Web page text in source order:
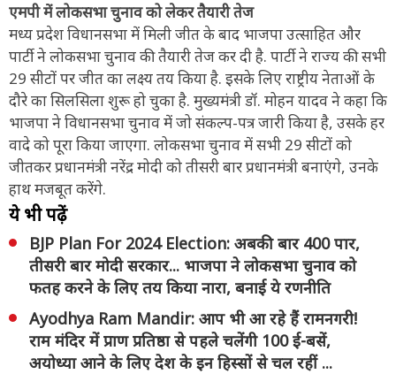
एमपी में लोकसभा चुनाव को लेकर तैयारी तेज
मध्य प्रदेश विधानसभा में मिली जीत के बाद भाजपा उत्साहित और
पार्टी ने लोकसभा चुनाव की तैयारी तेज कर दी है. पार्टी ने राज्य की सभी
29 सीटों पर जीत का लक्ष्य तय किया है. इसके लिए राष्ट्रीय नेताओं के
दौरे का सिलसिला शुरू हो चुका है. मुख्यमंत्री डॉ. मोहन यादव ने कहा कि
भाजपा ने विधानसभा चुनाव में जो संकल्प-पत्र जारी किया है, उसके हर
वादे को पूरा किया जाएगा. लोकसभा चुनाव में सभी 29 सीटों को
जीतकर प्रधानमंत्री नरेंद्र मोदी को तीसरी बार प्रधानमंत्री बनाएंगे, उनके
हाथ मजबूत करेंगे.
ये भी पढ़ें
BJP Plan For 2024 Election: अबकी बार 400 पार,
तीसरी बार मोदी सरकार... भाजपा ने लोकसभा चुनाव को
फतह करने के लिए तय किया नारा, बनाई ये रणनीति
Ayodhya Ram Mandir: आप भी आ रहे हैं रामनगरी!
राम मंदिर में प्राण प्रतिष्ठा से पहले चलेंगी 100 ई-बसें,
अयोध्या आने के लिए देश के इन हिस्सों से चल रहीं ...